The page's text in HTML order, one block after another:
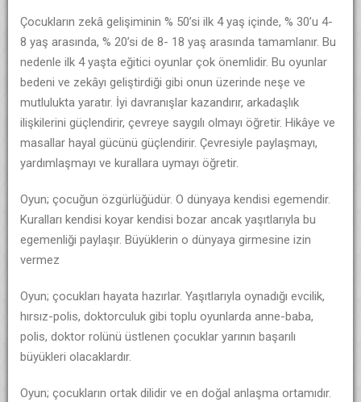
Çocukların zekâ gelişiminin % 50’si ilk 4 yaş içinde, % 30’u 4-
8 yaş arasında, % 20’si de 8- 18 yaş arasında tamamlanır. Bu
nedenle ilk 4 yaşta eğitici oyunlar çok önemlidir. Bu oyunlar
bedeni ve zekâyı geliştirdiği gibi onun üzerinde neşe ve
mutlulukta yaratır. İyi davranışlar kazandırır, arkadaşlık
ilişkilerini güçlendirir, çevreye saygılı olmayı öğretir. Hikâye ve
masallar hayal gücünü güçlendirir. Çevresiyle paylaşmayı,
yardımlaşmayı ve kurallara uymayı öğretir.
Oyun; çocuğun özgürlüğüdür. O dünyaya kendisi egemendir.
Kuralları kendisi koyar kendisi bozar ancak yaşıtlarıyla bu
egemenliği paylaşır. Büyüklerin o dünyaya girmesine izin
vermez
Oyun; çocukları hayata hazırlar. Yaşıtlarıyla oynadığı evcilik,
hırsız-polis, doktorculuk gibi toplu oyunlarda anne-baba,
polis, doktor rolünü üstlenen çocuklar yarının başarılı
büyükleri olacaklardır.
Oyun; çocukların ortak dilidir ve en doğal anlaşma ortamıdır.